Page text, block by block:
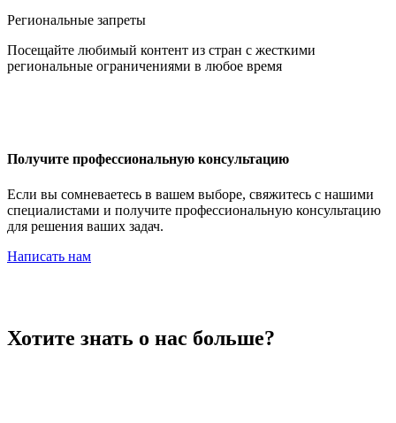
Иран
Региональные запреты
Посещайте любимый контент из стран с жесткими
региональные ограничениями в любое время
Получите профессиональную консультацию
Если вы сомневаетесь в вашем выборе, свяжитесь с нашими
специалистами и получите профессиональную консультацию
для решения ваших задач.
Написать нам
Хотите знать о нас больше?